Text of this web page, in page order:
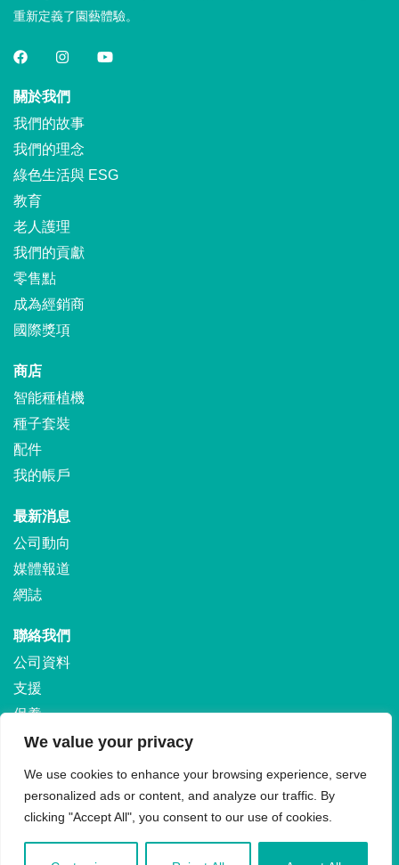
We value your privacy
We use cookies to enhance your browsing experience, serve
personalized ads or content, and analyze our traffic. By
clicking "Accept All", you consent to our use of cookies.
重新定義了園藝體驗。
關於我們
我們的故事
我們的理念
綠色生活與 ESG
教育
老人護理
我們的貢獻
零售點
成為經銷商
國際獎項
商店
智能種植機
種子套裝
配件
我的帳戶
最新消息
公司動向
媒體報道
網誌
聯絡我們
公司資料
支援
保養
運輸和退貨